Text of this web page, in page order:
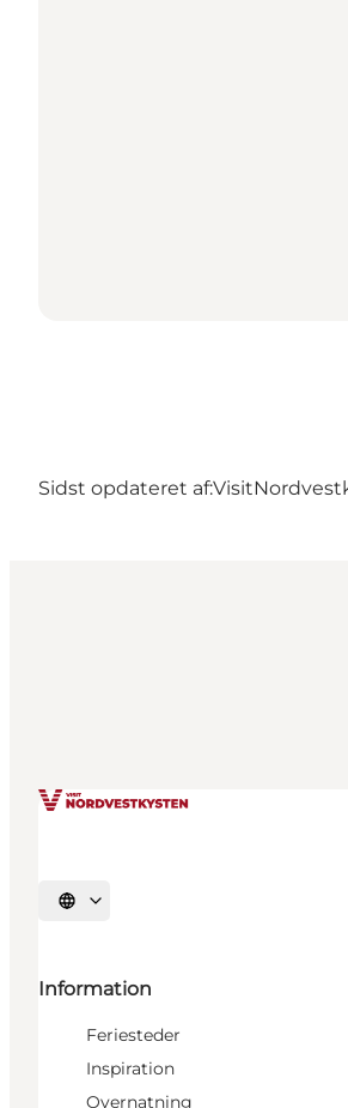
Sidst opdateret af:
Vælg sprog
Information
Feriesteder
Inspiration
Overnatning